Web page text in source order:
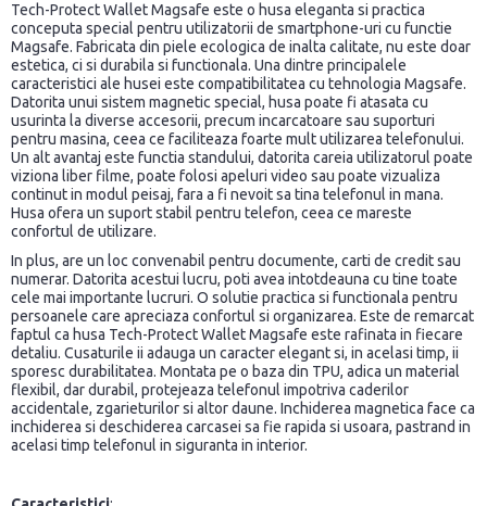
Tech-Protect Wallet Magsafe este o husa eleganta si practica
conceputa special pentru utilizatorii de smartphone-uri cu functie
Magsafe. Fabricata din piele ecologica de inalta calitate, nu este doar
estetica, ci si durabila si functionala. Una dintre principalele
caracteristici ale husei este compatibilitatea cu tehnologia Magsafe.
Datorita unui sistem magnetic special, husa poate fi atasata cu
usurinta la diverse accesorii, precum incarcatoare sau suporturi
pentru masina, ceea ce faciliteaza foarte mult utilizarea telefonului.
Un alt avantaj este functia standului, datorita careia utilizatorul poate
viziona liber filme, poate folosi apeluri video sau poate vizualiza
continut in modul peisaj, fara a fi nevoit sa tina telefonul in mana.
Husa ofera un suport stabil pentru telefon, ceea ce mareste
confortul de utilizare.
In plus, are un loc convenabil pentru documente, carti de credit sau
numerar. Datorita acestui lucru, poti avea intotdeauna cu tine toate
cele mai importante lucruri. O solutie practica si functionala pentru
persoanele care apreciaza confortul si organizarea. Este de remarcat
faptul ca husa Tech-Protect Wallet Magsafe este rafinata in fiecare
detaliu. Cusaturile ii adauga un caracter elegant si, in acelasi timp, ii
sporesc durabilitatea. Montata pe o baza din TPU, adica un material
flexibil, dar durabil, protejeaza telefonul impotriva caderilor
accidentale, zgarieturilor si altor daune. Inchiderea magnetica face ca
inchiderea si deschiderea carcasei sa fie rapida si usoara, pastrand in
acelasi timp telefonul in siguranta in interior.